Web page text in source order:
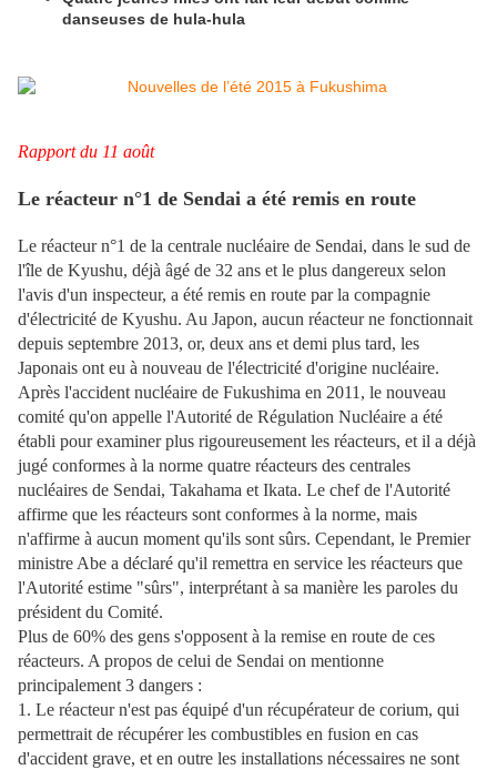
danseuses de hula-hula
Rapport du 11 août
Le réacteur n°1 de Sendai a été remis en route
Le réacteur n°1 de la centrale nucléaire de Sendai, dans le sud de
l'île de Kyushu, déjà âgé de 32 ans et le plus dangereux selon
l'avis d'un inspecteur, a été remis en route par la compagnie
d'électricité de Kyushu. Au Japon, aucun réacteur ne fonctionnait
depuis septembre 2013, or, deux ans et demi plus tard, les
Japonais ont eu à nouveau de l'électricité d'origine nucléaire.
Après l'accident nucléaire de Fukushima en 2011, le nouveau
comité qu'on appelle l'Autorité de Régulation Nucléaire a été
établi pour examiner plus rigoureusement les réacteurs, et il a déjà
jugé conformes à la norme quatre réacteurs des centrales
nucléaires de Sendai, Takahama et Ikata. Le chef de l'Autorité
affirme que les réacteurs sont conformes à la norme, mais
n'affirme à aucun moment qu'ils sont sûrs. Cependant, le Premier
ministre Abe a déclaré qu'il remettra en service les réacteurs que
l'Autorité estime "sûrs", interprétant à sa manière les paroles du
président du Comité.
Plus de 60% des gens s'opposent à la remise en route de ces
réacteurs. A propos de celui de Sendai on mentionne
principalement 3 dangers :
1. Le réacteur n'est pas équipé d'un récupérateur de corium, qui
permettrait de récupérer les combustibles en fusion en cas
d'accident grave, et en outre les installations nécessaires ne sont